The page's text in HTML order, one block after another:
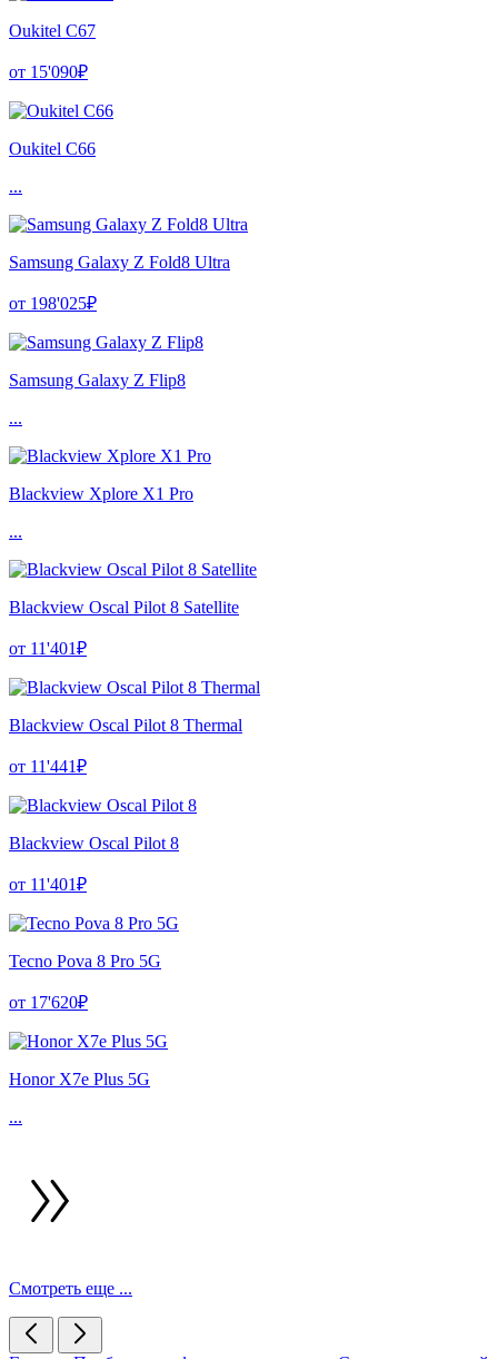
Oukitel C67
от 15'090₽
Oukitel C66
...
Samsung Galaxy Z Fold8 Ultra
от 198'025₽
Samsung Galaxy Z Flip8
...
Blackview Xplore X1 Pro
...
Blackview Oscal Pilot 8 Satellite
от 11'401₽
Blackview Oscal Pilot 8 Thermal
от 11'441₽
Blackview Oscal Pilot 8
от 11'401₽
Tecno Pova 8 Pro 5G
от 17'620₽
Honor X7e Plus 5G
...
Смотреть еще ...